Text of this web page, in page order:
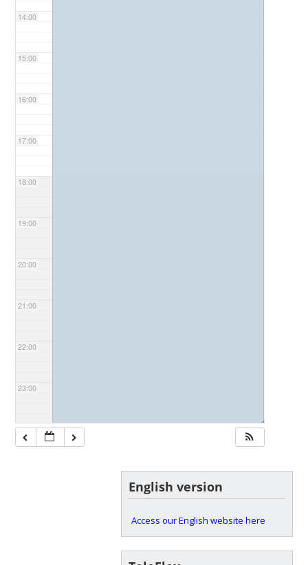
14:00
15:00
16:00
17:00
18:00
19:00
20:00
21:00
22:00
23:00
◢
English version
Access our English website here